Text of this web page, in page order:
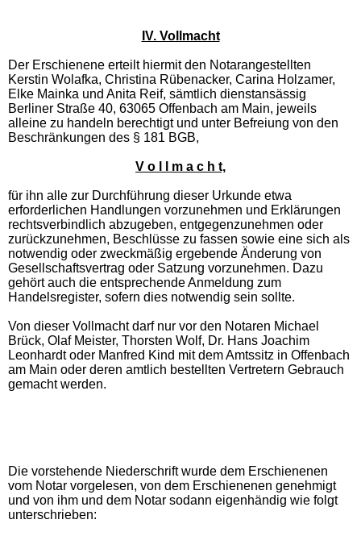
IV. Vollmacht
Der Erschienene erteilt hiermit den Notarangestellten
Kerstin Wolafka, Christina Rübenacker, Carina Holzamer,
Elke Mainka und Anita Reif, sämtlich dienstansässig
Berliner Straße 40, 63065 Offenbach am Main, jeweils
alleine zu handeln berechtigt und unter Befreiung von den
Beschränkungen des § 181 BGB,
V o l l m a c h t,
für ihn alle zur Durchführung dieser Urkunde etwa
erforderlichen Handlungen vorzunehmen und Erklärungen
rechtsverbindlich abzugeben, entgegenzunehmen oder
zurückzunehmen, Beschlüsse zu fassen sowie eine sich als
notwendig oder zweckmäßig ergebende Änderung von
Gesellschaftsvertrag oder Satzung vorzunehmen. Dazu
gehört auch die entsprechende Anmeldung zum
Handelsregister, sofern dies notwendig sein sollte.
Von dieser Vollmacht darf nur vor den Notaren Michael
Brück, Olaf Meister, Thorsten Wolf, Dr. Hans Joachim
Leonhardt oder Manfred Kind mit dem Amtssitz in Offenbach
am Main oder deren amtlich bestellten Vertretern Gebrauch
gemacht werden.
Die vorstehende Niederschrift wurde dem Erschienenen
vom Notar vorgelesen, von dem Erschienenen genehmigt
und von ihm und dem Notar sodann eigenhändig wie folgt
unterschrieben: